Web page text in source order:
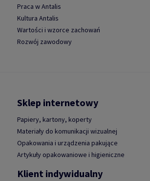
Praca w Antalis
Kultura Antalis
Wartości i wzorce zachowań
Rozwój zawodowy
Sklep internetowy
Papiery, kartony, koperty
Materiały do komunikacji wizualnej
Opakowania i urządzenia pakujące
Artykuły opakowaniowe i higieniczne
Klient indywidualny